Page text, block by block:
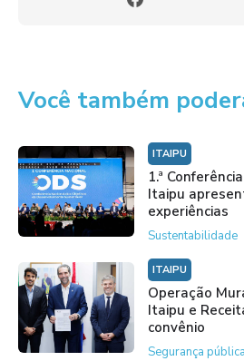
Você também
ITAIPU
1.ª
Itaipu
experiências
Sustentabilidade
ITAIPU
Operação
Itaipu e
convênio
Segurança pública